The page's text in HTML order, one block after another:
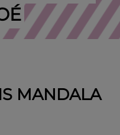
MANDALA